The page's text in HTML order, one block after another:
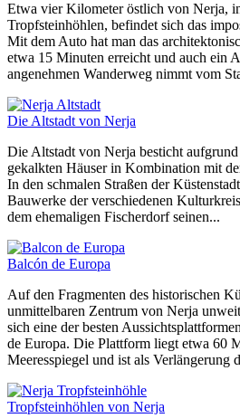
Etwa vier Kilometer östlich von Nerja,
Tropfsteinhöhlen, befindet sich das
Mit dem Auto hat man das
etwa 15 Minuten erreicht und auch ein
angenehmen Wanderweg nimmt vom
Die Altstadt von Nerja
Die Altstadt von Nerja besticht
gekalkten Häuser in Kombination mit
In den schmalen Straßen der
Bauwerke der verschiedenen
dem ehemaligen Fischerdorf seinen...
Balcón de Europa
Auf den Fragmenten des historischen
unmittelbaren Zentrum von Nerja
sich eine der besten
de Europa. Die Plattform liegt etwa 60
Meeresspiegel und ist als Verlängerung
Tropfsteinhöhlen von Nerja